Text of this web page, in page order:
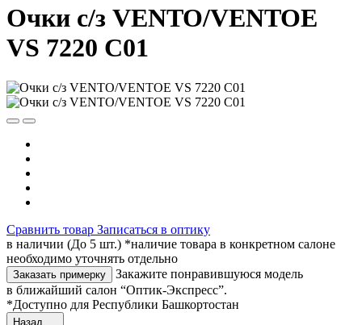
Очки с/з VENTO/VENTOE
VS 7220 C01
Сравнить товар Записаться в оптику
в наличии (До 5 шт.) *наличие товара в конкретном салоне
необходимо уточнять отдельно
Заказать примерку
Закажите понравившуюся модель
в ближайший салон “Оптик-Экспресс”.
*Доступно для Республики Башкортостан
Назад